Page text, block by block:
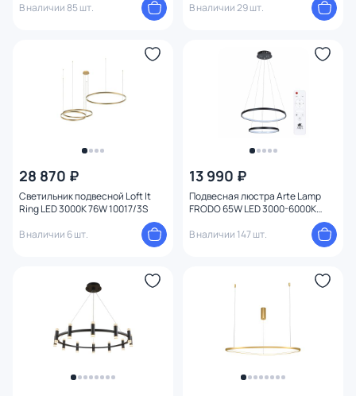
В наличии 85 шт.
В наличии 29 шт.
28 870 ₽
Светильник подвесной Loft It
Ring LED 3000K 76W 10017/3S
В наличии 6 шт.
13 990 ₽
Подвесная люстра Arte Lamp
FRODO 65W LED 3000-6000К
A2197SP-2BK
В наличии 147 шт.